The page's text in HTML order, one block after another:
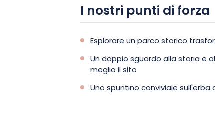
I nostri punti di forza
Esplorare un parco storico
Un doppio sguardo alla storia e
meglio il sito
Uno spuntino conviviale